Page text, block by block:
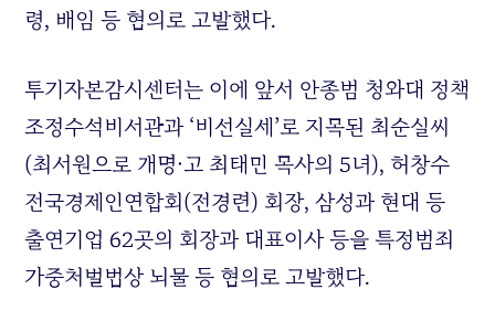
령, 배임 등 혐의로 고발했다.
투기자본감시센터는 이에 앞서 안종범 청와대 정책
조정수석비서관과 ‘비선실세’로 지목된 최순실씨
(최서원으로 개명·고 최태민 목사의 5녀), 허창수
전국경제인연합회(전경련) 회장, 삼성과 현대 등
출연기업 62곳의 회장과 대표이사 등을 특정범죄
가중처벌법상 뇌물 등 혐의로 고발했다.